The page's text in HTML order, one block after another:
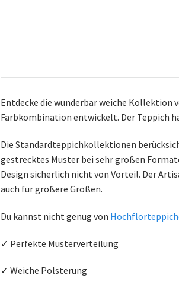
Entdecke die wunderbar weiche
Farbkombination entwickelt. Der Teppich
Die Standardteppichkollektionen
gestrecktes Muster bei sehr großen
Design sicherlich nicht von Vorteil. Der
auch für größere Größen.
Du kannst nicht genug von
✓ Perfekte Musterverteilung
✓ Weiche Polsterung